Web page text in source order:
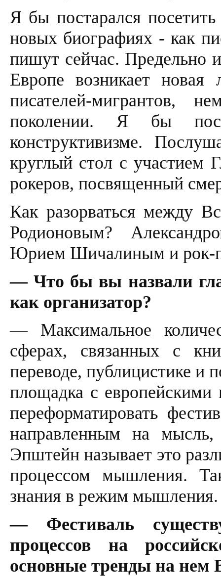
Я бы постарался
новых биографиях - как
пишут сейчас. Предельно
Европе возникает новая
писателей-мигрантов,
поколении. Я бы
конструктивизме.
круглый стол с участием
рокеров, посвященный
Как разорваться между
Родионовым?
Юрием Шичалиным и рок-
— Что бы вы назвали
как организатор?
— Максимальное
сферах, связанных с
переводе, публицистике и
площадка с европейскими
переформатировать
направленным на
Эпштейн называет это
процессом мышления.
знания в режим мышления.
— Фестиваль
процессов на
основные тренды на